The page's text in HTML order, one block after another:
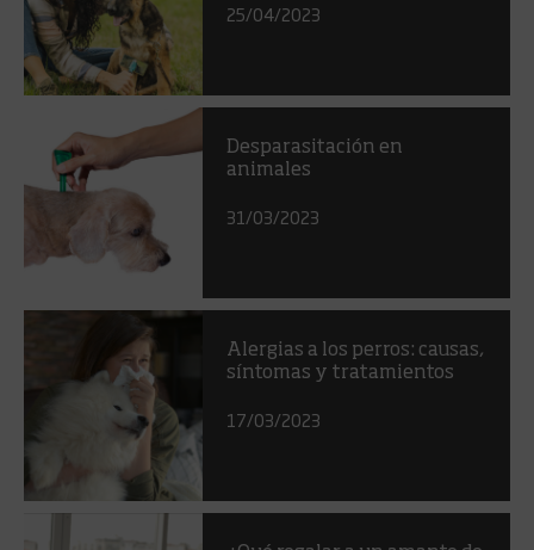
25/04/2023
Desparasitación en
animales
31/03/2023
Alergias a los perros: causas,
síntomas y tratamientos
17/03/2023